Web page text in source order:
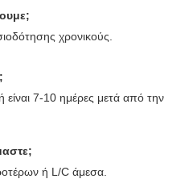
χρονικούς.
7-10 ημέρες μετά από την
ή L/C άμεσα.